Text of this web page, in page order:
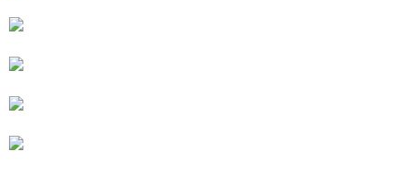
易，需依本服務之必要範圍內提供個人資料，並將交易相關給付款項請求債
２．關於個人資料處理事宜，請瀏覽以下網址：
「AFTEE先享後付」，若未經同意申辦者引起之損失，本公司不負相關責
４．使用「AFTEE先享後付」時，將依據個別帳號之用戶狀況，依本公司即